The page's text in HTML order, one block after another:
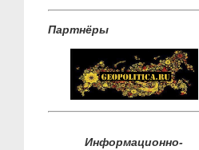
Партнёры
Информационно-